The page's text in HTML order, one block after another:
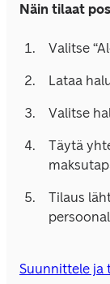
Näin tilaat
Valitse
Lataa
Valitse
Täytä
Tilaus
Suunnittele ja